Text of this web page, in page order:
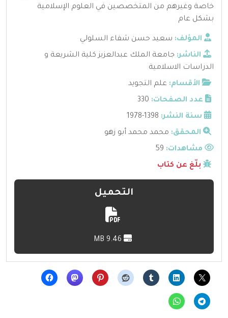
خاصة وغيرهم من المتخصصين في العلوم الإسلامية
بشكل عام
المؤلف: سعيد حسن شفاء السلولي
الناشر: جامعة الملك عبدالعزيز كلية الشريعة و
الدراسات الاسلامية
الأقسام: علم التجويد
عدد الصفحات: 330
سنة النشر: 1398-1978
المحقق: محمد محمد أبو زهو
مشاهدات:
بلّغ عن كتاب
التحميل